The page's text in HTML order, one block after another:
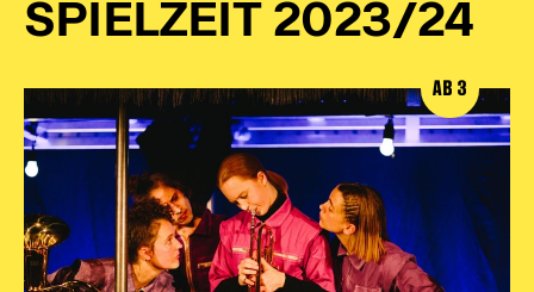
SPIELZEIT 2023/24
AB 3